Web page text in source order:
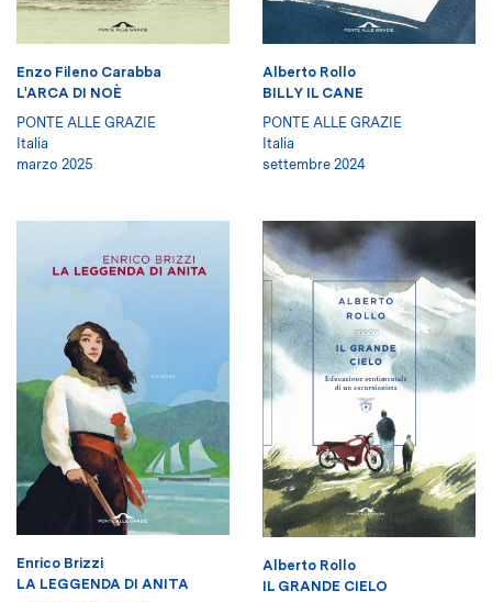
Enzo Fileno Carabba
L'ARCA DI NOÈ
PONTE ALLE GRAZIE
Italia
marzo 2025
Alberto Rollo
BILLY IL CANE
PONTE ALLE GRAZIE
Italia
settembre 2024
Enrico Brizzi
LA LEGGENDA DI ANITA
Alberto Rollo
IL GRANDE CIELO